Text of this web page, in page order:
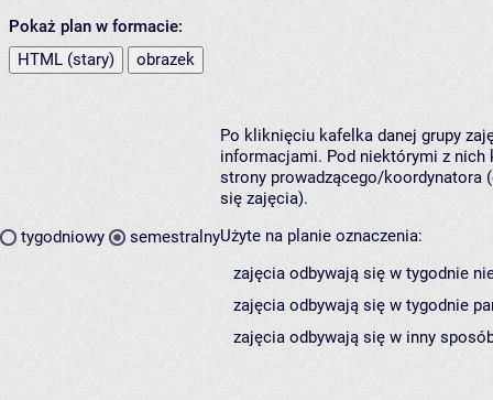
Pokaż plan w formacie:
HTML (stary)
obrazek
tygodniowy semestralny
Po kliknięciu kafelka danej grupy
informacjami. Pod niektórymi z nich
strony prowadzącego/koordynatora
się zajęcia).
Użyte na planie oznaczenia:
zajęcia odbywają się w tygodnie
zajęcia odbywają się w tygodnie
zajęcia odbywają się w inny